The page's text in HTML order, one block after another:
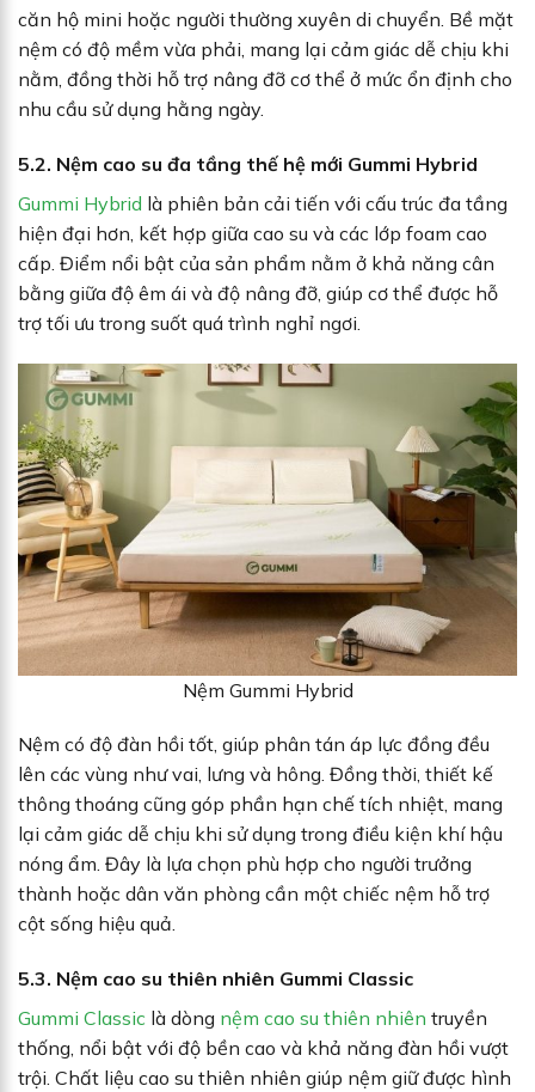
căn hộ mini hoặc người thường xuyên di chuyển. Bề mặt
nệm có độ mềm vừa phải, mang lại cảm giác dễ chịu khi
nằm, đồng thời hỗ trợ nâng đỡ cơ thể ở mức ổn định cho
nhu cầu sử dụng hằng ngày.
5.2. Nệm cao su đa tầng thế hệ mới Gummi Hybrid
Gummi Hybrid là phiên bản cải tiến với cấu trúc đa tầng
hiện đại hơn, kết hợp giữa cao su và các lớp foam cao
cấp. Điểm nổi bật của sản phẩm nằm ở khả năng cân
bằng giữa độ êm ái và độ nâng đỡ, giúp cơ thể được hỗ
trợ tối ưu trong suốt quá trình nghỉ ngơi.
Nệm Gummi Hybrid
Nệm có độ đàn hồi tốt, giúp phân tán áp lực đồng đều
lên các vùng như vai, lưng và hông. Đồng thời, thiết kế
thông thoáng cũng góp phần hạn chế tích nhiệt, mang
lại cảm giác dễ chịu khi sử dụng trong điều kiện khí hậu
nóng ẩm. Đây là lựa chọn phù hợp cho người trưởng
thành hoặc dân văn phòng cần một chiếc nệm hỗ trợ
cột sống hiệu quả.
5.3. Nệm cao su thiên nhiên Gummi Classic
Gummi Classic là dòng nệm cao su thiên nhiên truyền
thống, nổi bật với độ bền cao và khả năng đàn hồi vượt
trội. Chất liệu cao su thiên nhiên giúp nệm giữ được hình